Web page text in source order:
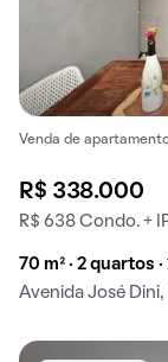
Venda de
R$ 338.000
R$ 638 Condo. +
70 m² · 2 quartos
Avenida José